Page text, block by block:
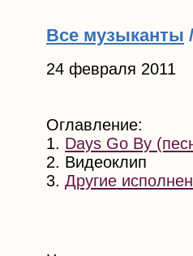
Все музыканты
24 февраля 2011
Оглавление:
1. Days Go By
2. Видеоклип
3. Другие